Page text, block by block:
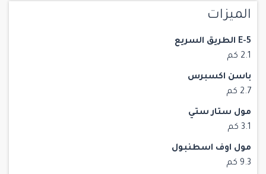
الميزات
E-5 الطريق السريع
2.1 كم
باسن اكسبرس
2.7 كم
مول ستار ستي
3.1 كم
مول اوف اسطنبول
9.3 كم